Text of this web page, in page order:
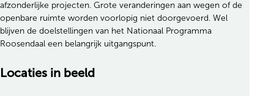
afzonderlijke projecten. Grote veranderingen aan wegen of de
openbare ruimte worden voorlopig niet doorgevoerd. Wel
blijven de doelstellingen van het Nationaal Programma
Roosendaal een belangrijk uitgangspunt.
Locaties in beeld